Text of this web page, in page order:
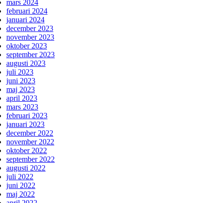
mars 2024
februari 2024
januari 2024
december 2023
november 2023
oktober 2023
september 2023
augusti 2023
juli 2023
juni 2023
maj 2023
april 2023
mars 2023
februari 2023
januari 2023
december 2022
november 2022
oktober 2022
september 2022
augusti 2022
juli 2022
juni 2022
maj 2022